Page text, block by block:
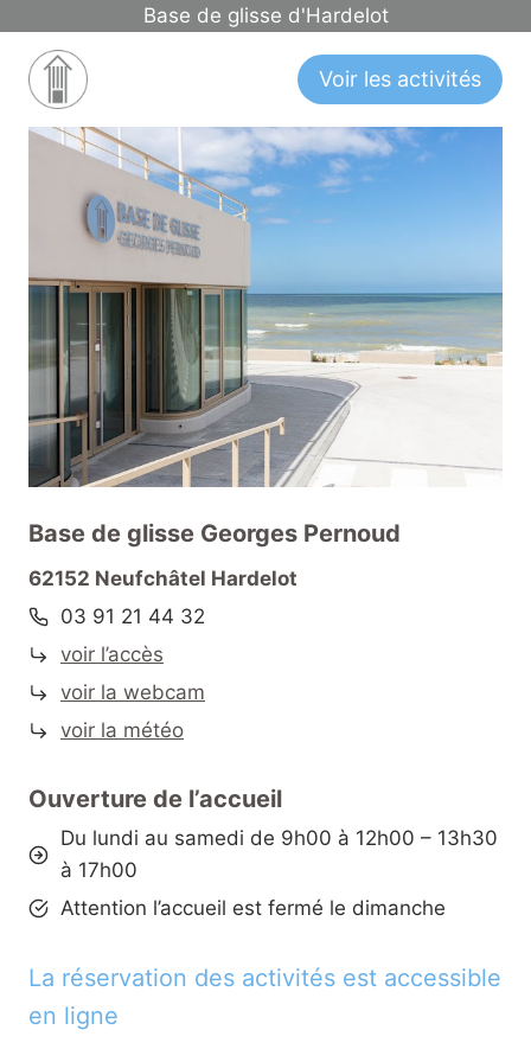
contenu
Base de glisse d'Hardelot
Voir les activités
Base de glisse Georges Pernoud
62152 Neufchâtel Hardelot
03 91 21 44 32
voir l’accès
voir la webcam
voir la météo
Ouverture de l’accueil
Du lundi au samedi de 9h00 à 12h00 – 13h30
à 17h00
Attention l’accueil est fermé le dimanche
La réservation des activités est accessible
en ligne